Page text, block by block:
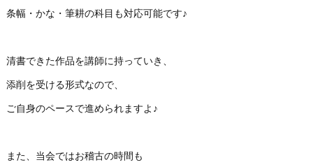
条幅・かな・筆耕の科目も対応可能です♪
清書できた作品を講師に持っていき、
添削を受ける形式なので、
ご自身のペースで進められますよ♪
また、当会ではお稽古の時間も